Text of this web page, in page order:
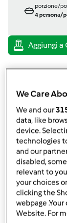
porzione/
4persona/
We Care
We and our
data, like
device.
technologies
and our
disabled,
relevant to
your choices
clicking the
webpage
Website. For